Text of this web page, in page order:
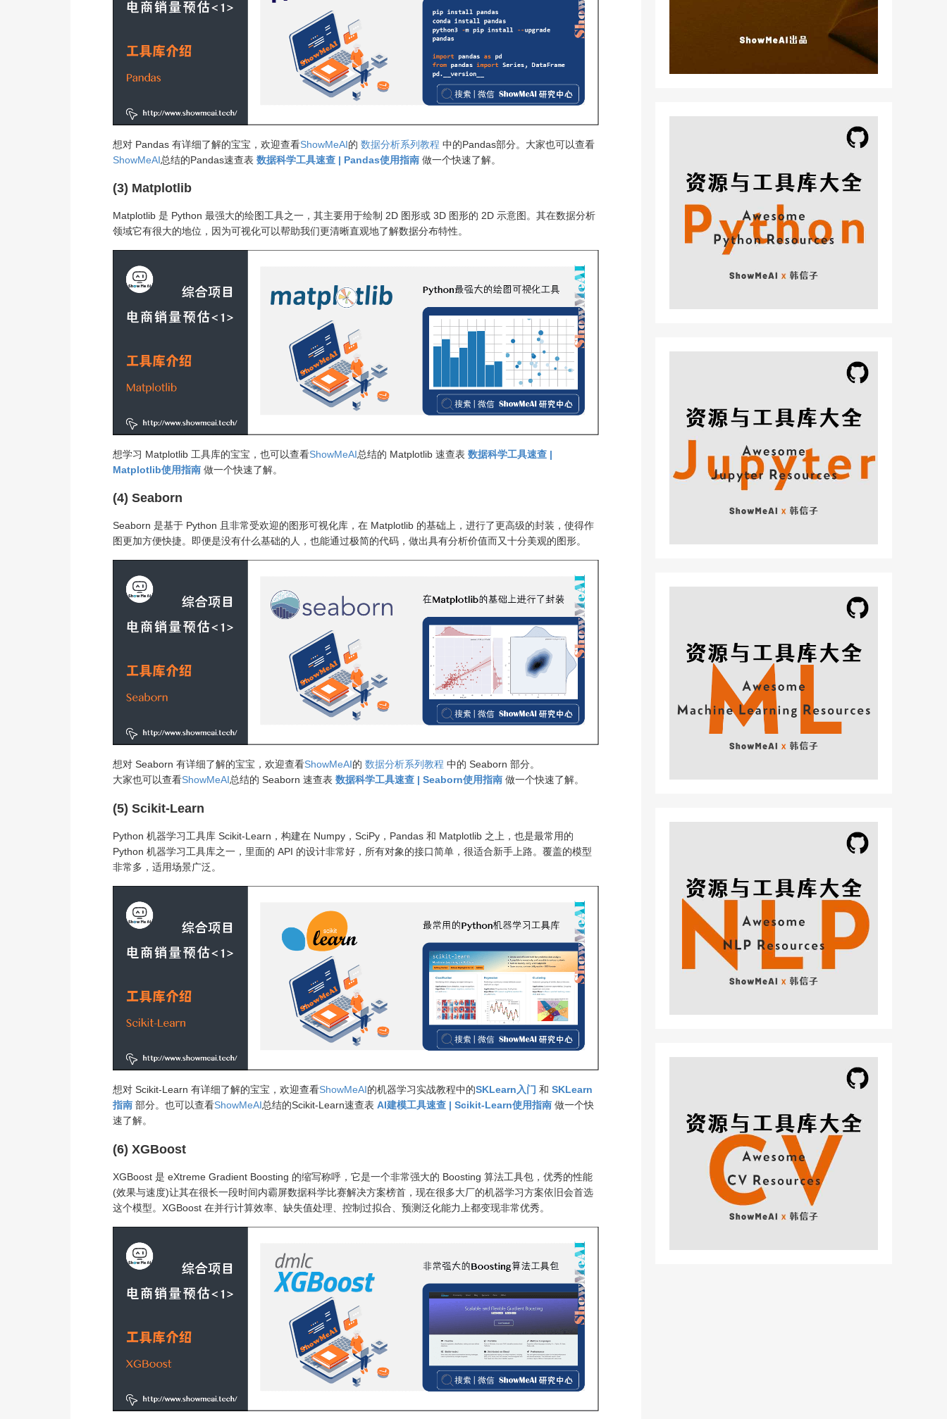
想对 Pandas 有详细了解的宝宝，欢迎查看ShowMeAI的 数据分析系列教程 中的Pandas部分。大家也可以查看
ShowMeAI总结的Pandas速查表 数据科学工具速查 | Pandas使用指南 做一个快速了解。
(3) Matplotlib
Matplotlib 是 Python 最强大的绘图工具之一，其主要用于绘制 2D 图形或 3D 图形的 2D 示意图。其在数据分析
领域它有很大的地位，因为可视化可以帮助我们更清晰直观地了解数据分布特性。
想学习 Matplotlib 工具库的宝宝，也可以查看ShowMeAI总结的 Matplotlib 速查表 数据科学工具速查 |
Matplotlib使用指南 做一个快速了解。
(4) Seaborn
Seaborn 是基于 Python 且非常受欢迎的图形可视化库，在 Matplotlib 的基础上，进行了更高级的封装，使得作
图更加方便快捷。即便是没有什么基础的人，也能通过极简的代码，做出具有分析价值而又十分美观的图形。
想对 Seaborn 有详细了解的宝宝，欢迎查看ShowMeAI的 数据分析系列教程 中的 Seaborn 部分。
大家也可以查看ShowMeAI总结的 Seaborn 速查表 数据科学工具速查 | Seaborn使用指南 做一个快速了解。
(5) Scikit-Learn
Python 机器学习工具库 Scikit-Learn，构建在 Numpy，SciPy，Pandas 和 Matplotlib 之上，也是最常用的
Python 机器学习工具库之一，里面的 API 的设计非常好，所有对象的接口简单，很适合新手上路。覆盖的模型
非常多，适用场景广泛。
想对 Scikit-Learn 有详细了解的宝宝，欢迎查看ShowMeAI的机器学习实战教程中的SKLearn入门 和 SKLearn
指南 部分。也可以查看ShowMeAI总结的Scikit-Learn速查表 AI建模工具速查 | Scikit-Learn使用指南 做一个快
速了解。
(6) XGBoost
XGBoost 是 eXtreme Gradient Boosting 的缩写称呼，它是一个非常强大的 Boosting 算法工具包，优秀的性能
(效果与速度)让其在很长一段时间内霸屏数据科学比赛解决方案榜首，现在很多大厂的机器学习方案依旧会首选
这个模型。XGBoost 在并行计算效率、缺失值处理、控制过拟合、预测泛化能力上都变现非常优秀。